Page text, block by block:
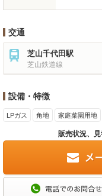
交通
芝山千代田駅
芝山鉄道線
設備・特徴
LPガス 角地 家庭菜園用地
販売状況、